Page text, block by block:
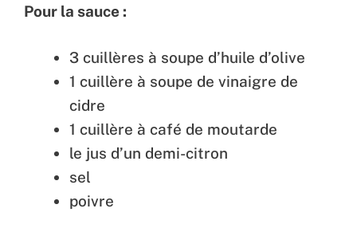
Pour la sauce :
3 cuillères à soupe d’huile d’olive
1 cuillère à soupe de vinaigre de
cidre
1 cuillère à café de moutarde
le jus d’un demi-citron
sel
poivre